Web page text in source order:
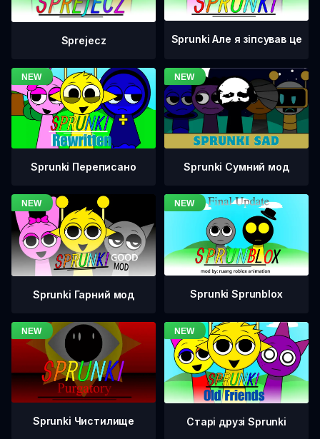
Sprejecz Sprunki Але я зіпсував це
Sprunki Переписано Sprunki Сумний мод
Sprunki Гарний мод Sprunki Sprunblox
Sprunki Чистилище Старі друзі Sprunki